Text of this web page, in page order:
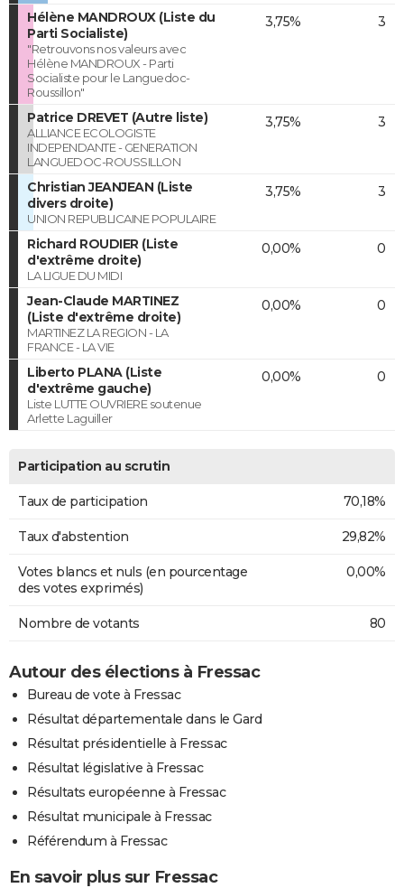
Hélène MANDROUX (Liste du
Parti Socialiste)
"Retrouvons nos valeurs avec
Hélène MANDROUX - Parti
Socialiste pour le Languedoc-
Roussillon"
3,75% 3
Patrice DREVET (Autre liste)
ALLIANCE ECOLOGISTE
INDEPENDANTE - GENERATION
LANGUEDOC-ROUSSILLON
3,75% 3
Christian JEANJEAN (Liste
divers droite)
UNION REPUBLICAINE POPULAIRE
3,75% 3
Richard ROUDIER (Liste
d'extrême droite)
LA LIGUE DU MIDI
0,00% 0
Jean-Claude MARTINEZ
(Liste d'extrême droite)
MARTINEZ LA REGION - LA
FRANCE - LA VIE
0,00% 0
Liberto PLANA (Liste
d'extrême gauche)
Liste LUTTE OUVRIERE soutenue
Arlette Laguiller
0,00% 0
Participation au scrutin
Taux de participation 70,18%
Taux d'abstention 29,82%
Votes blancs et nuls (en pourcentage
des votes exprimés)
0,00%
Nombre de votants 80
Autour des élections à Fressac
Bureau de vote à Fressac
Résultat départementale dans le Gard
Résultat présidentielle à Fressac
Résultat législative à Fressac
Résultats européenne à Fressac
Résultat municipale à Fressac
Référendum à Fressac
En savoir plus sur Fressac